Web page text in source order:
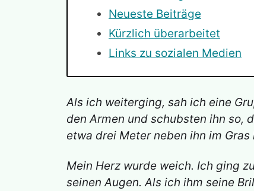
Neueste Beiträge
Kürzlich überarbeitet
Links zu sozialen Medien
Als ich weiterging, sah ich eine
den Armen und schubsten ihn so,
etwa drei Meter neben ihn im
Mein Herz wurde weich. Ich ging
seinen Augen. Als ich ihm seine